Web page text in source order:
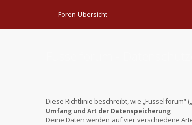
Foren-Übersicht
Diese Richtlinie beschreibt, wie
Umfang und Art der Datenspeicherung
Deine Daten werden auf vier verschiedene